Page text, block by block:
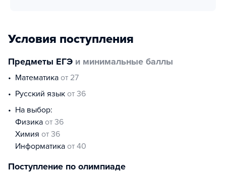
Условия поступления
Предметы ЕГЭ и минимальные баллы
математика от 27
русский язык от 36
На выбор:
физика от 36
химия от 36
информатика от 40
Поступление по олимпиаде